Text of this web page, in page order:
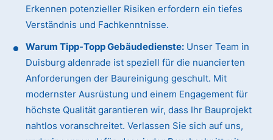
Erkennen potenzieller Risiken erfordern ein tiefes
Verständnis und Fachkenntnisse.
Warum Tipp-Topp Gebäudedienste: Unser Team in
Duisburg aldenrade ist speziell für die nuancierten
Anforderungen der Baureinigung geschult. Mit
modernster Ausrüstung und einem Engagement für
höchste Qualität garantieren wir, dass Ihr Bauprojekt
nahtlos voranschreitet. Verlassen Sie sich auf uns,